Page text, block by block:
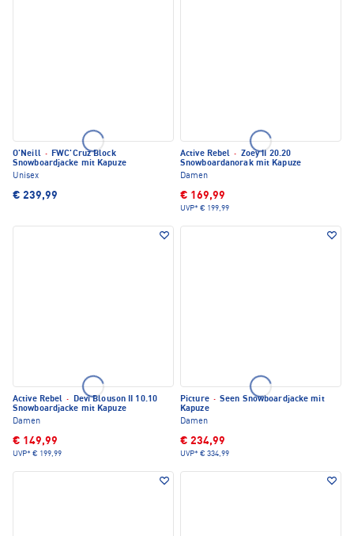
O'Neill · FWC'Cruz Block
Snowboardjacke mit Kapuze
Unisex
€ 239,99
Active Rebel · Zoey II 20.20
Snowboardanorak mit Kapuze
Damen
€ 169,99
UVP* € 199,99
Active Rebel ·
Devi Blouson II 10.10
Snowboardjacke mit Kapuze
Damen
€ 149,99
UVP* € 199,99
Picture · Seen Snowboardjacke mit
Kapuze
Damen
€ 234,99
UVP* € 334,99